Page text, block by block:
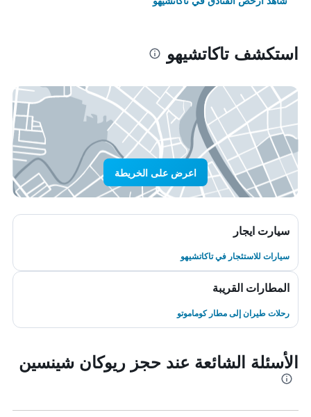
استكشف تاكاتشيهو
اعرض على الخريطة
سيارت ايجار
سيارات للاستئجار في تاكاتشيهو
المطارات القريبة
رحلات طيران إلى مطار كوماموتو
الأسئلة الشائعة عند حجز ريوكان شينسين